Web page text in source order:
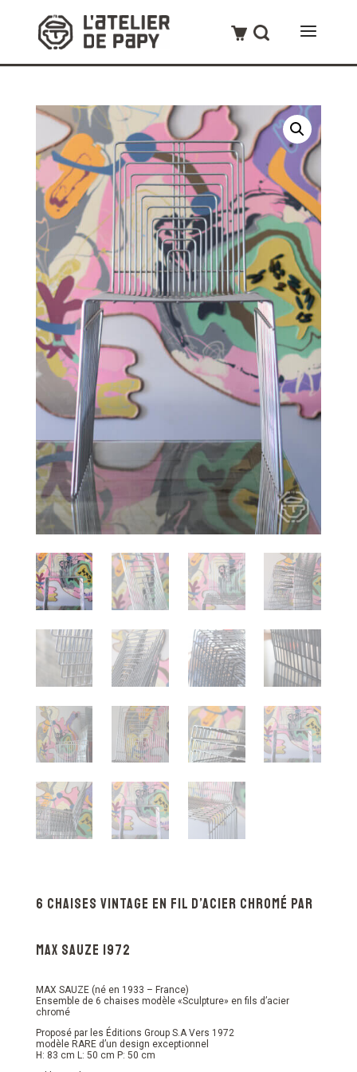
6 Chaises vintage en fil d’acier chromé par
Max Sauze 1972
MAX SAUZE (né en 1933 – France)
Ensemble de 6 chaises modèle «Sculpture» en fils d’acier
chromé
Proposé par les Éditions Group S.A Vers 1972
modèle RARE d’un design exceptionnel
H: 83 cm L: 50 cm P: 50 cm